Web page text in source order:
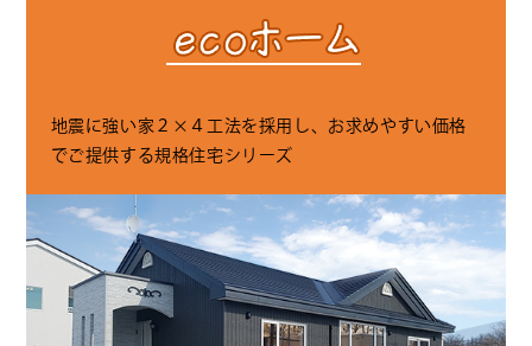
地震に強い家２×４工法を採用し、お求めやすい価格
でご提供する規格住宅シリーズ